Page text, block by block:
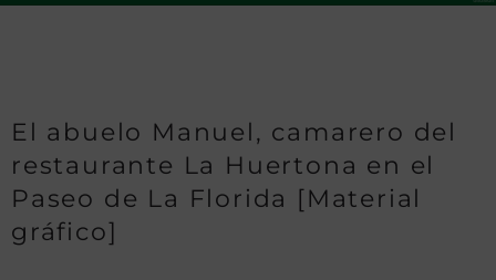
El abuelo Manuel, camarero del
restaurante La Huertona en el
Paseo de La Florida [Material
gráfico]